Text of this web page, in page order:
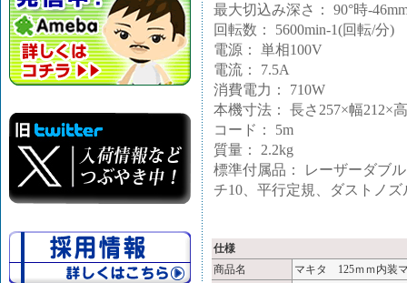
最大切込み深さ： 90°時-
回転数： 5600min-1(回転/分)
電源： 単相100V
電流： 7.5A
消費電力： 710W
本機寸法： 長さ257×幅212×
コード： 5m
質量： 2.2kg
標準付属品： レーザーダブ
チ10、平行定規、ダストノズ
仕様
商品名
マキタ 125ｍｍ内装